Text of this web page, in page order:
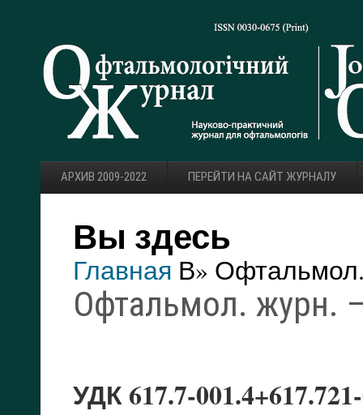
АРХИВ 2009-2022 ПЕРЕЙТИ НА САЙТ ЖУРНАЛУ
Вы здесь
Главная В»
Офтальмол. журн.
УДК 617.7-